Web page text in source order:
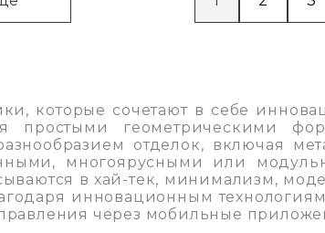
которые сочетают в себе
геометрическими
отделок, включая
многоярусными или
в хай-тек, минимализм,
инновационным
через мобильные